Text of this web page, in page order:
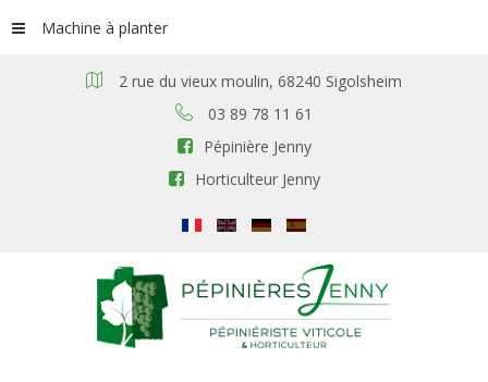
2 rue du vieux moulin, 68240 Sigolsheim
03 89 78 11 61
Pépinière Jenny
Horticulteur Jenny
Machine à planter